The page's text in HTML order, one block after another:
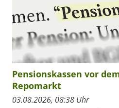
Pensionskassen vor
Repomarkt
03.08.2026, 08:38 Uhr